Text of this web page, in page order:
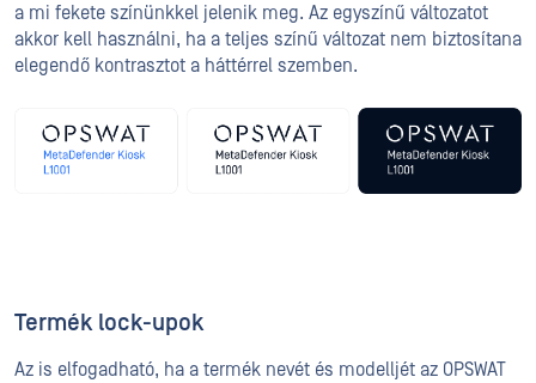
a mi fekete színünkkel jelenik meg. Az egyszínű változatot
akkor kell használni, ha a teljes színű változat nem biztosítana
elegendő kontrasztot a háttérrel szemben.
Termék lock-upok
Az is elfogadható, ha a termék nevét és modelljét az OPSWAT